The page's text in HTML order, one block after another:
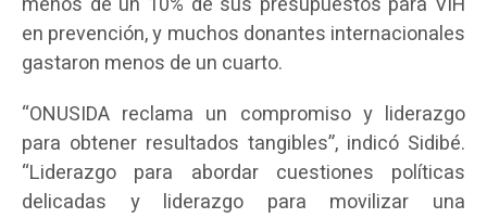
en prevención, y muchos donantes internacionales
gastaron menos de un cuarto.
“ONUSIDA reclama un compromiso y liderazgo
para obtener resultados tangibles”, indicó Sidibé.
“Liderazgo para abordar cuestiones políticas
delicadas y liderazgo para movilizar una